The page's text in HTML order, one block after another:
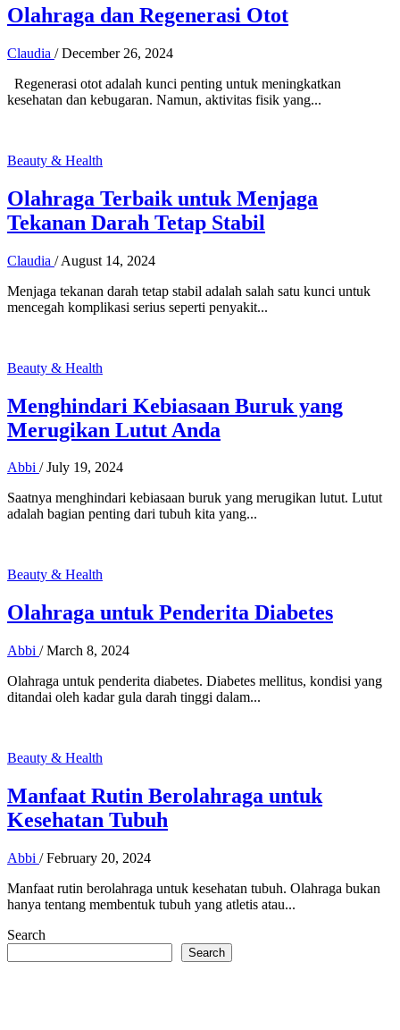
Olahraga dan Regenerasi Otot
Claudia / December 26, 2024
Regenerasi otot adalah kunci penting untuk meningkatkan
kesehatan dan kebugaran. Namun, aktivitas fisik yang...
Beauty & Health
Olahraga Terbaik untuk Menjaga
Tekanan Darah Tetap Stabil
Claudia / August 14, 2024
Menjaga tekanan darah tetap stabil adalah salah satu kunci untuk
mencegah komplikasi serius seperti penyakit...
Beauty & Health
Menghindari Kebiasaan Buruk yang
Merugikan Lutut Anda
Abbi / July 19, 2024
Saatnya menghindari kebiasaan buruk yang merugikan lutut. Lutut
adalah bagian penting dari tubuh kita yang...
Beauty & Health
Olahraga untuk Penderita Diabetes
Abbi / March 8, 2024
Olahraga untuk penderita diabetes. Diabetes mellitus, kondisi yang
ditandai oleh kadar gula darah tinggi dalam...
Beauty & Health
Manfaat Rutin Berolahraga untuk
Kesehatan Tubuh
Abbi / February 20, 2024
Manfaat rutin berolahraga untuk kesehatan tubuh. Olahraga bukan
hanya tentang membentuk tubuh yang atletis atau...
Search
Search